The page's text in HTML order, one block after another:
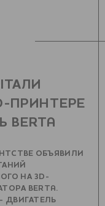
ПРИНТЕРЕ
ОБЪЯВИЛИ
НА 3D-
BERTA.
ДВИГАТЕЛЬ